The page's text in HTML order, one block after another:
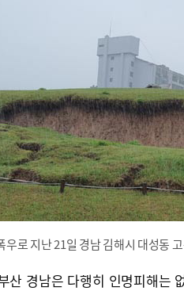
우로 지난 21일 경남 김해시 대성동
산 경남은 다행히 인명피해는